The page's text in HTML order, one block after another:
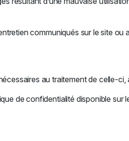
communiqués sur le site ou
au traitement de celle-
de confidentialité disponible sur